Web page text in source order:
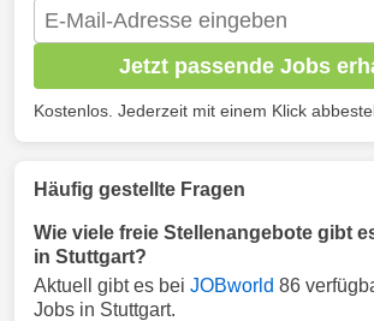
Jetzt passende Jobs
Kostenlos. Jederzeit mit einem Klick
Häufig gestellte Fragen
Wie viele freie Stellenangebote gibt
in Stuttgart?
Aktuell gibt es bei JOBworld 86
Jobs in Stuttgart.